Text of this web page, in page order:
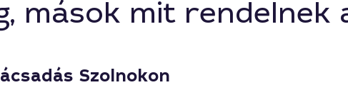
adtak javaslatokat.
mások mit rendelnek
Szolnokon